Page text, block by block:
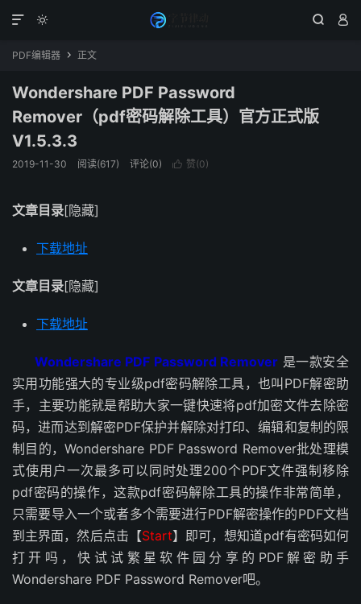
  

PDF编辑器  正文
Wondershare PDF Password
Remover（pdf密码解除工具）官方正式版
V1.5.3.3
2019-11-30 阅读(617) 评论(0)  赞(0)
文章目录[隐藏]
下载地址
文章目录[隐藏]
下载地址
Wondershare PDF Password Remover 是一款安全
实用功能强大的专业级pdf密码解除工具，也叫PDF解密助
手，主要功能就是帮助大家一键快速将pdf加密文件去除密
码，进而达到解密PDF保护并解除对打印、编辑和复制的限
制目的，Wondershare PDF Password Remover批处理模
式使用户一次最多可以同时处理200个PDF文件强制移除
pdf密码的操作，这款pdf密码解除工具的操作非常简单，
只需要导入一个或者多个需要进行PDF解密操作的PDF文档
到主界面，然后点击【Start】即可，想知道pdf有密码如何
打开吗，快试试繁星软件园分享的PDF解密助手
Wondershare PDF Password Remover吧。